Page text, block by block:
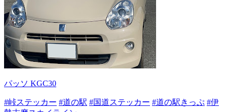
パッソ KGC30
#峠ステッカー #道の駅 #国道ステッカー #道の駅きっぷ #伊